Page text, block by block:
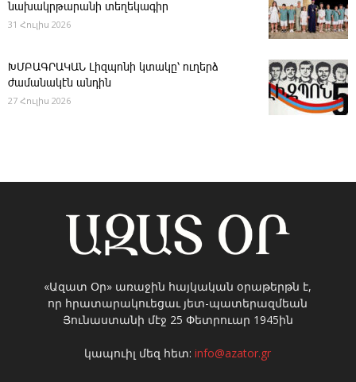
նախակրթարանի տեղեկագիր
31 Հուլիս 2026
ԽՄԲԱԳՐԱԿԱՆ ­Լիզպոնի կտակը՝ ուղերձ
ժամանակէն անդին
27 Հուլիս 2026
«Ազատ Օր» առաջին հայկական օրաթերթն է,
որ հրատարակուեցաւ յետ-պատերազմեան
Յունաստանի մէջ 25 Փետրուար 1945ին
կապուիլ մեզ հետ:info@azator.gr